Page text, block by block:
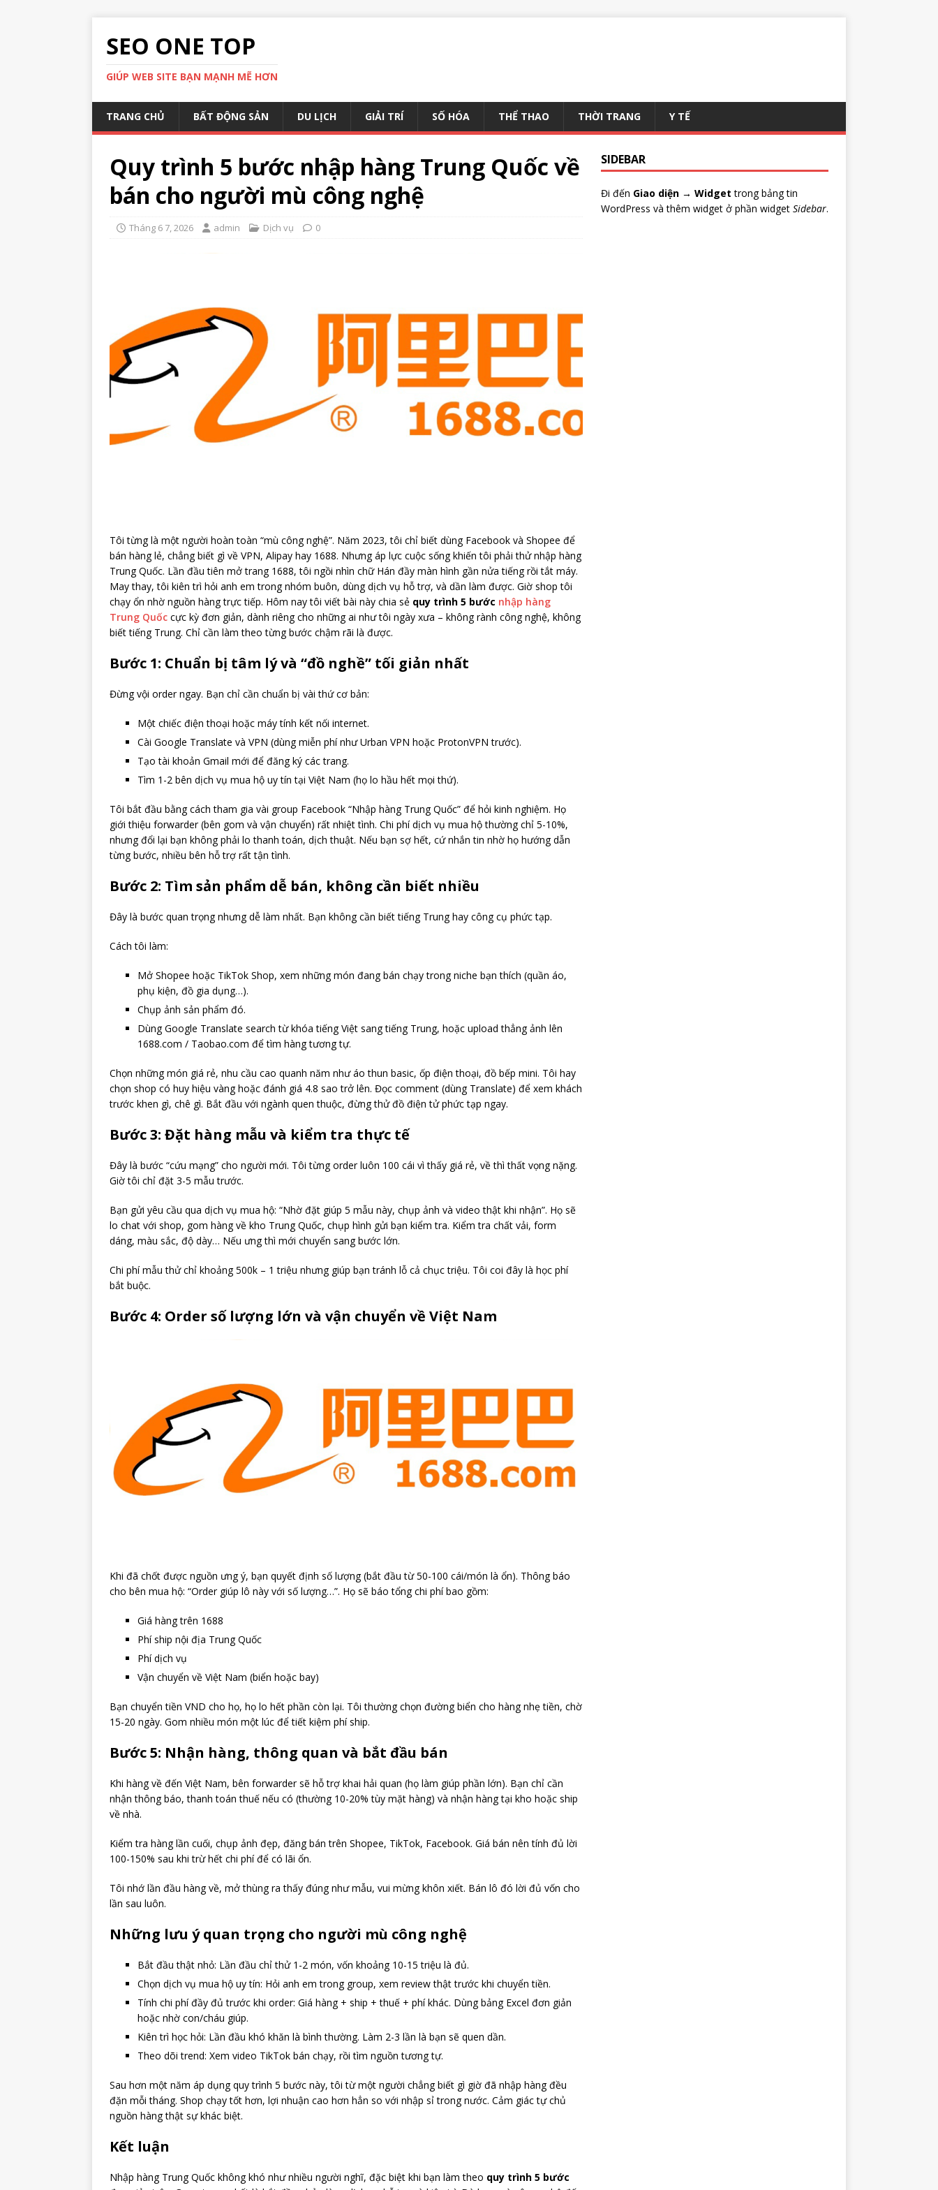
SEO ONE TOP
GIÚP WEB SITE BẠN MẠNH MẼ HƠN
TRANG CHỦ BẤT ĐỘNG SẢN DU LỊCH GIẢI TRÍ SỐ HÓA THỂ THAO THỜI TRANG Y TẾ
Quy trình 5 bước nhập hàng Trung Quốc về
bán cho người mù công nghệ
Tháng 6 7, 2026 admin Dịch vụ 0
Tôi từng là một người hoàn toàn “mù công nghệ”. Năm 2023, tôi chỉ biết dùng Facebook và Shopee để
bán hàng lẻ, chẳng biết gì về VPN, Alipay hay 1688. Nhưng áp lực cuộc sống khiến tôi phải thử nhập hàng
Trung Quốc. Lần đầu tiên mở trang 1688, tôi ngồi nhìn chữ Hán đầy màn hình gần nửa tiếng rồi tắt máy.
May thay, tôi kiên trì hỏi anh em trong nhóm buôn, dùng dịch vụ hỗ trợ, và dần làm được. Giờ shop tôi
chạy ổn nhờ nguồn hàng trực tiếp. Hôm nay tôi viết bài này chia sẻ quy trình 5 bước nhập hàng
Trung Quốc cực kỳ đơn giản, dành riêng cho những ai như tôi ngày xưa – không rành công nghệ, không
biết tiếng Trung. Chỉ cần làm theo từng bước chậm rãi là được.
Bước 1: Chuẩn bị tâm lý và “đồ nghề” tối giản nhất
Đừng vội order ngay. Bạn chỉ cần chuẩn bị vài thứ cơ bản:
Một chiếc điện thoại hoặc máy tính kết nối internet.
Cài Google Translate và VPN (dùng miễn phí như Urban VPN hoặc ProtonVPN trước).
Tạo tài khoản Gmail mới để đăng ký các trang.
Tìm 1-2 bên dịch vụ mua hộ uy tín tại Việt Nam (họ lo hầu hết mọi thứ).
Tôi bắt đầu bằng cách tham gia vài group Facebook “Nhập hàng Trung Quốc” để hỏi kinh nghiệm. Họ
giới thiệu forwarder (bên gom và vận chuyển) rất nhiệt tình. Chi phí dịch vụ mua hộ thường chỉ 5-10%,
nhưng đổi lại bạn không phải lo thanh toán, dịch thuật. Nếu bạn sợ hết, cứ nhắn tin nhờ họ hướng dẫn
từng bước, nhiều bên hỗ trợ rất tận tình.
Bước 2: Tìm sản phẩm dễ bán, không cần biết nhiều
Đây là bước quan trọng nhưng dễ làm nhất. Bạn không cần biết tiếng Trung hay công cụ phức tạp.
Cách tôi làm:
Mở Shopee hoặc TikTok Shop, xem những món đang bán chạy trong niche bạn thích (quần áo,
phụ kiện, đồ gia dụng…).
Chụp ảnh sản phẩm đó.
Dùng Google Translate search từ khóa tiếng Việt sang tiếng Trung, hoặc upload thẳng ảnh lên
1688.com / Taobao.com để tìm hàng tương tự.
Chọn những món giá rẻ, nhu cầu cao quanh năm như áo thun basic, ốp điện thoại, đồ bếp mini. Tôi hay
chọn shop có huy hiệu vàng hoặc đánh giá 4.8 sao trở lên. Đọc comment (dùng Translate) để xem khách
trước khen gì, chê gì. Bắt đầu với ngành quen thuộc, đừng thử đồ điện tử phức tạp ngay.
Bước 3: Đặt hàng mẫu và kiểm tra thực tế
Đây là bước “cứu mạng” cho người mới. Tôi từng order luôn 100 cái vì thấy giá rẻ, về thì thất vọng nặng.
Giờ tôi chỉ đặt 3-5 mẫu trước.
Bạn gửi yêu cầu qua dịch vụ mua hộ: “Nhờ đặt giúp 5 mẫu này, chụp ảnh và video thật khi nhận”. Họ sẽ
lo chat với shop, gom hàng về kho Trung Quốc, chụp hình gửi bạn kiểm tra. Kiểm tra chất vải, form
dáng, màu sắc, độ dày… Nếu ưng thì mới chuyển sang bước lớn.
Chi phí mẫu thử chỉ khoảng 500k – 1 triệu nhưng giúp bạn tránh lỗ cả chục triệu. Tôi coi đây là học phí
bắt buộc.
Bước 4: Order số lượng lớn và vận chuyển về Việt Nam
Khi đã chốt được nguồn ưng ý, bạn quyết định số lượng (bắt đầu từ 50-100 cái/món là ổn). Thông báo
cho bên mua hộ: “Order giúp lô này với số lượng…”. Họ sẽ báo tổng chi phí bao gồm:
Giá hàng trên 1688
Phí ship nội địa Trung Quốc
Phí dịch vụ
Vận chuyển về Việt Nam (biển hoặc bay)
Bạn chuyển tiền VND cho họ, họ lo hết phần còn lại. Tôi thường chọn đường biển cho hàng nhẹ tiền, chờ
15-20 ngày. Gom nhiều món một lúc để tiết kiệm phí ship.
Bước 5: Nhận hàng, thông quan và bắt đầu bán
Khi hàng về đến Việt Nam, bên forwarder sẽ hỗ trợ khai hải quan (họ làm giúp phần lớn). Bạn chỉ cần
nhận thông báo, thanh toán thuế nếu có (thường 10-20% tùy mặt hàng) và nhận hàng tại kho hoặc ship
về nhà.
Kiểm tra hàng lần cuối, chụp ảnh đẹp, đăng bán trên Shopee, TikTok, Facebook. Giá bán nên tính đủ lời
100-150% sau khi trừ hết chi phí để có lãi ổn.
Tôi nhớ lần đầu hàng về, mở thùng ra thấy đúng như mẫu, vui mừng khôn xiết. Bán lô đó lời đủ vốn cho
lần sau luôn.
Những lưu ý quan trọng cho người mù công nghệ
Bắt đầu thật nhỏ: Lần đầu chỉ thử 1-2 món, vốn khoảng 10-15 triệu là đủ.
Chọn dịch vụ mua hộ uy tín: Hỏi anh em trong group, xem review thật trước khi chuyển tiền.
Tính chi phí đầy đủ trước khi order: Giá hàng + ship + thuế + phí khác. Dùng bảng Excel đơn giản
hoặc nhờ con/cháu giúp.
Kiên trì học hỏi: Lần đầu khó khăn là bình thường. Làm 2-3 lần là bạn sẽ quen dần.
Theo dõi trend: Xem video TikTok bán chạy, rồi tìm nguồn tương tự.
Sau hơn một năm áp dụng quy trình 5 bước này, tôi từ một người chẳng biết gì giờ đã nhập hàng đều
đặn mỗi tháng. Shop chạy tốt hơn, lợi nhuận cao hơn hẳn so với nhập sỉ trong nước. Cảm giác tự chủ
nguồn hàng thật sự khác biệt.
Kết luận
Nhập hàng Trung Quốc không khó như nhiều người nghĩ, đặc biệt khi bạn làm theo quy trình 5 bước
SIDEBAR
Đi đến Giao diện → Widget trong bảng tin
WordPress và thêm widget ở phần widget Sidebar.